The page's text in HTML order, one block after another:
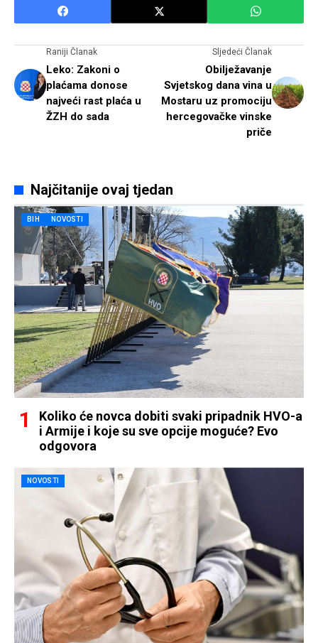
Raniji Članak
Leko: Zakoni o
plaćama donose
najveći rast plaća u
ŽZH do sada
Sljedeći Članak
Obilježavanje
Svjetskog dana vina u
Mostaru uz promociju
hercegovačke vinske
priče
Najčitanije ovaj tjedan
BIH NOVOSTI
Koliko će novca dobiti svaki pripadnik HVO-a
i Armije i koje su sve opcije moguće? Evo
odgovora
NOVOSTI